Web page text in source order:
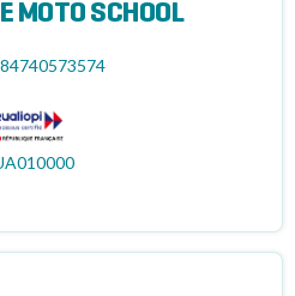
MOTO SCHOOL
84740573574